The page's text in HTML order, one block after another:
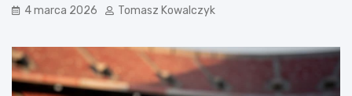
4 marca 2026 Tomasz Kowalczyk